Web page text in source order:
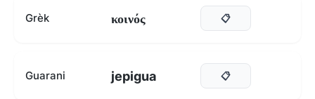
Grèk κοινός 📋
Guarani jepigua 📋